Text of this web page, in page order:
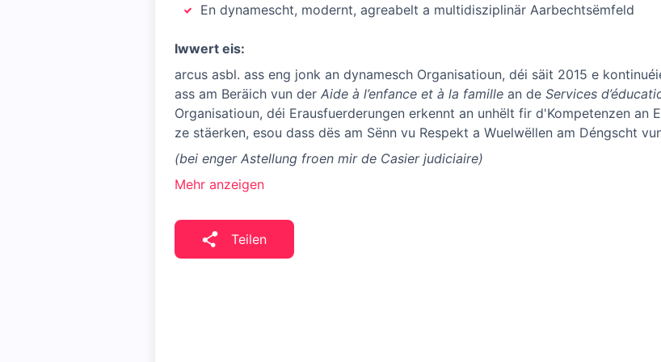
En dynamescht, modernt, agreabelt a multidisziplinär Aarbechtsëmfeld
Iwwert eis:
arcus asbl. ass eng jonk an dynamesch Organisatioun, déi säit 2015 e
ass am Beräich vun der Aide à l’enfance et à la famille an de Services
Organisatioun, déi Erausfuerderungen erkennt an unhëlt fir d'Kompetenzen an
ze stäerken, esou dass dës am Sënn vu Respekt a Wuelwëllen am Déngscht
(bei enger Astellung froen mir de Casier judiciaire)
Mehr anzeigen
Teilen